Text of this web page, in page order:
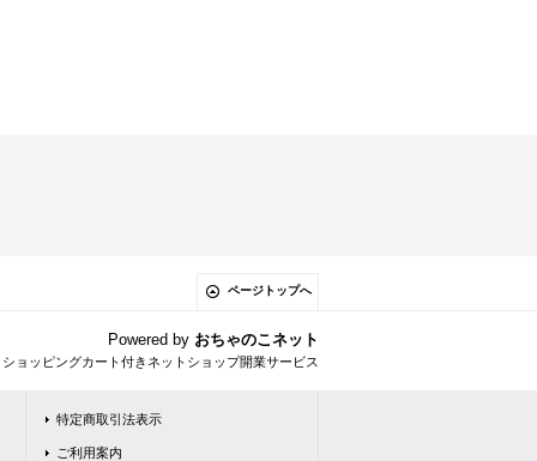
ページトップへ
Powered by おちゃのこネット
ョッピングカート付きネットショップ開業サービス
特定商取引法表示
ご利用案内